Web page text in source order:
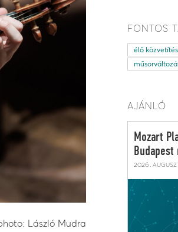
László Mudra
FONTOS
élő közvetítés
AJÁNLÓ
Mozart
Budapest
2026.